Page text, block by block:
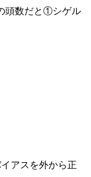
頭数だと①シゲル
アスを外から正